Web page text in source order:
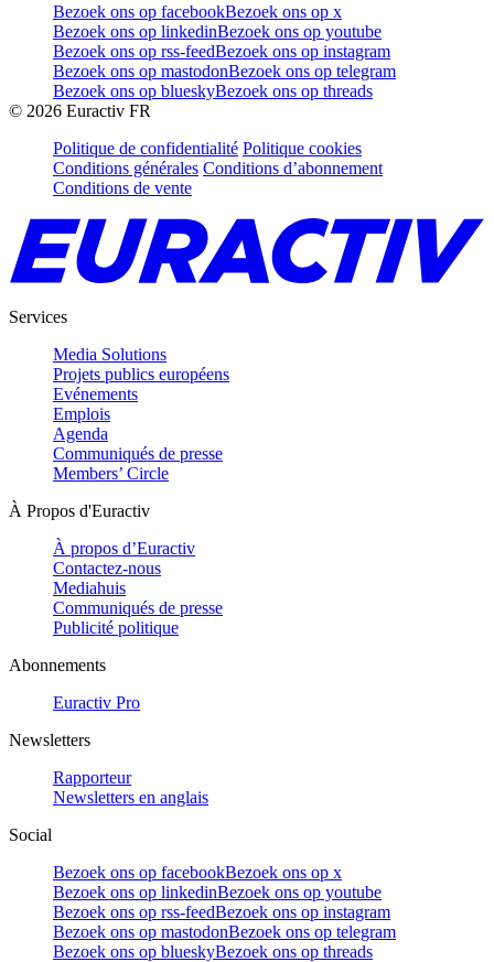
Bezoek ons op facebookBezoek ons op x
Bezoek ons op linkedinBezoek ons op youtube
Bezoek ons op rss-feedBezoek ons op instagram
Bezoek ons op mastodonBezoek ons op telegram
Bezoek ons op blueskyBezoek ons op threads
© 2026 Euractiv FR
Politique de confidentialité Politique cookies
Conditions générales Conditions d’abonnement
Conditions de vente
Services
Media Solutions
Projets publics européens
Evénements
Emplois
Agenda
Communiqués de presse
Members’ Circle
À Propos d'Euractiv
À propos d’Euractiv
Contactez-nous
Mediahuis
Communiqués de presse
Publicité politique
Abonnements
Euractiv Pro
Newsletters
Rapporteur
Newsletters en anglais
Social
Bezoek ons op facebookBezoek ons op x
Bezoek ons op linkedinBezoek ons op youtube
Bezoek ons op rss-feedBezoek ons op instagram
Bezoek ons op mastodonBezoek ons op telegram
Bezoek ons op blueskyBezoek ons op threads